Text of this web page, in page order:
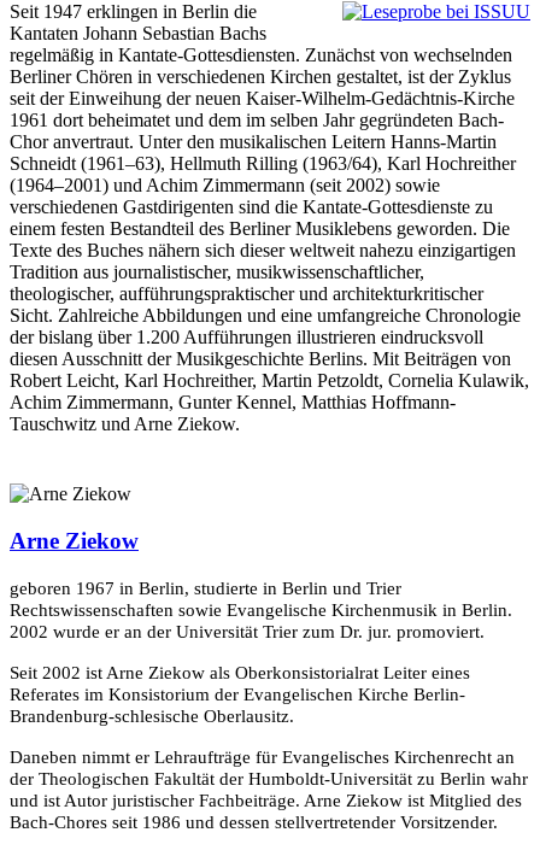
Seit 1947 erklingen in Berlin die
Kantaten Johann Sebastian Bachs
regelmäßig in Kantate-Gottesdiensten. Zunächst von wechselnden
Berliner Chören in verschiedenen Kirchen gestaltet, ist der Zyklus
seit der Einweihung der neuen Kaiser-Wilhelm-Gedächtnis-Kirche
1961 dort beheimatet und dem im selben Jahr gegründeten Bach-
Chor anvertraut. Unter den musikalischen Leitern Hanns-Martin
Schneidt (1961–63), Hellmuth Rilling (1963/64), Karl Hochreither
(1964–2001) und Achim Zimmermann (seit 2002) sowie
verschiedenen Gastdirigenten sind die Kantate-Gottesdienste zu
einem festen Bestandteil des Berliner Musiklebens geworden. Die
Texte des Buches nähern sich dieser weltweit nahezu einzigartigen
Tradition aus journalistischer, musikwissenschaftlicher,
theologischer, aufführungspraktischer und architekturkritischer
Sicht. Zahlreiche Abbildungen und eine umfangreiche Chronologie
der bislang über 1.200 Aufführungen illustrieren eindrucksvoll
diesen Ausschnitt der Musikgeschichte Berlins. Mit Beiträgen von
Robert Leicht, Karl Hochreither, Martin Petzoldt, Cornelia Kulawik,
Achim Zimmermann, Gunter Kennel, Matthias Hoffmann-
Tauschwitz und Arne Ziekow.
Arne Ziekow
geboren 1967 in Berlin, studierte in Berlin und Trier
Rechtswissenschaften sowie Evangelische Kirchenmusik in Berlin.
2002 wurde er an der Universität Trier zum Dr. jur. promoviert.
Seit 2002 ist Arne Ziekow als Oberkonsistorialrat Leiter eines
Referates im Konsistorium der Evangelischen Kirche Berlin-
Brandenburg-schlesische Oberlausitz.
Daneben nimmt er Lehraufträge für Evangelisches Kirchenrecht an
der Theologischen Fakultät der Humboldt-Universität zu Berlin wahr
und ist Autor juristischer Fachbeiträge. Arne Ziekow ist Mitglied des
Bach-Chores seit 1986 und dessen stellvertretender Vorsitzender.